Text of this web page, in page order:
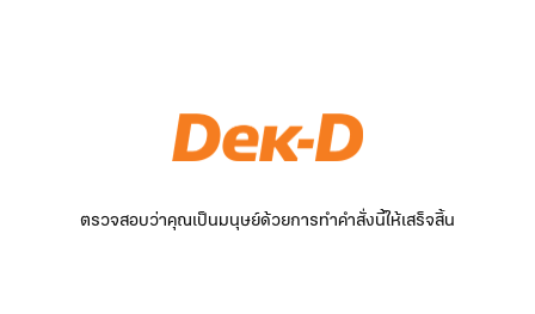
ตรวจสอบว่าคุณเป็นมนุษย์ด้วยการทำคำสั่งนี้ให้เสร็จสิ้น